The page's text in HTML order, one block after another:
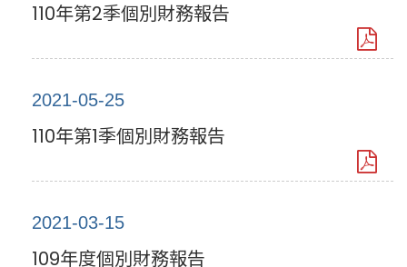
110年第2季個別財務報告
2021-05-25
110年第1季個別財務報告
2021-03-15
109年度個別財務報告